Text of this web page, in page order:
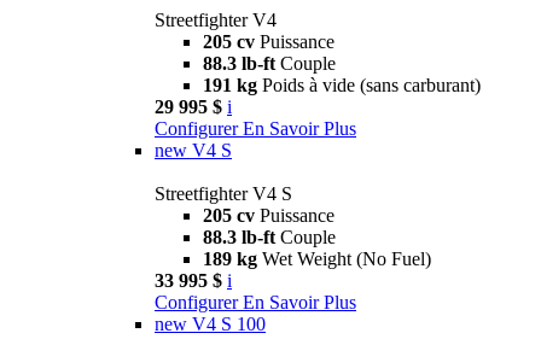
Streetfighter V4
205 cv Puissance
88.3 lb-ft Couple
191 kg Poids à vide (sans carburant)
29 995 $ i
Configurer En Savoir Plus
new V4 S
Streetfighter V4 S
205 cv Puissance
88.3 lb-ft Couple
189 kg Wet Weight (No Fuel)
33 995 $ i
Configurer En Savoir Plus
new V4 S 100